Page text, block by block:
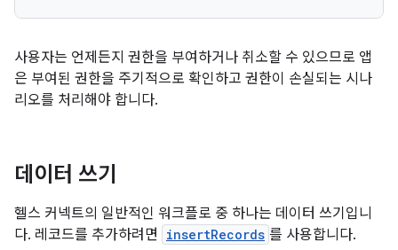
사용자는 언제든지 권한을 부여하거나 취소할 수 있으므로 앱
은 부여된 권한을 주기적으로 확인하고 권한이 손실되는 시나
리오를 처리해야 합니다.
데이터 쓰기
헬스 커넥트의 일반적인 워크플로 중 하나는 데이터 쓰기입니
다. 레코드를 추가하려면
insertRecords 를 사용합니다.